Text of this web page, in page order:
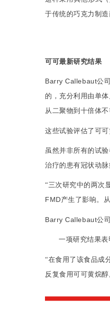
于传统的巧克力 制
可可最新研究结果
Barry Callebaut公
的，充分利用由单体
从 二聚物到 十倍体不
这些试验评估了可可
虽然并非所有的试
治疗的患有冠状动脉
“三次研究中的两次
FMD产生了影响。
Barry Callebaut公
一项研究结果表
“在食用了该食品成
反复食用可可黄烷醇